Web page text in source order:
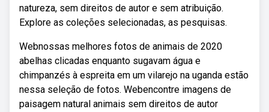
natureza, sem direitos de autor e sem atribuição.
Explore as coleções selecionadas, as pesquisas.
Webnossas melhores fotos de animais de 2020
abelhas clicadas enquanto sugavam água e
chimpanzés à espreita em um vilarejo na uganda estão
nessa seleção de fotos. Webencontre imagens de
paisagem natural animais sem direitos de autor